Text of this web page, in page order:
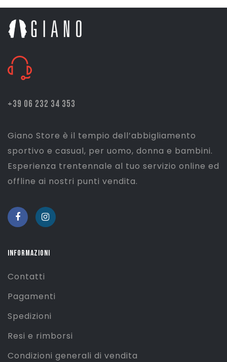
€ 36,90.€ 29,50.
+39 06 232 34 353
Giano Store è il tempio dell’abbigliamento
sportivo e casual, per uomo, donna e bambini.
Esperienza trentennale al tuo servizio online ed
offline ai nostri punti vendita.
INFORMAZIONI
Contatti
Pagamenti
Spedizioni
Resi e rimborsi
Condizioni generali di vendita